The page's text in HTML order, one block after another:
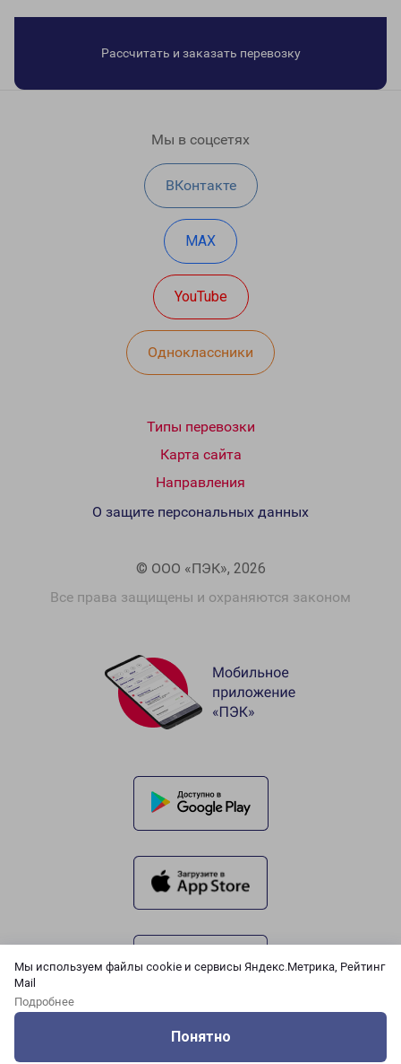
Мы используем файлы cookie и сервисы Яндекс.Метрика, Рейтинг
Mail
Подробнее
Понятно
Рассчитать и заказать перевозку
Мы в соцсетях
ВКонтакте
MAX
YouTube
Одноклассники
Типы перевозки
Карта сайта
Направления
© ООО «ПЭК», 2026
Все права защищены и охраняются законом
О защите персональных данных